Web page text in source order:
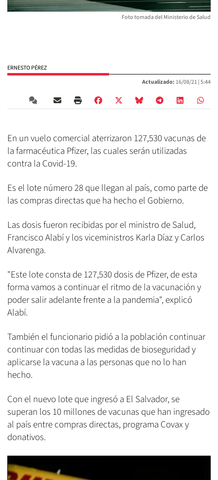
Foto tomada del Ministerio de Salud
ERNESTO PÉREZ
Actualizado: 16/08/21 |5:44
En un vuelo comercial aterrizaron 127,530 vacunas de
la farmacéutica Pfizer, las cuales serán utilizadas
contra la Covid-19.
Es el lote número 28 que llegan al país, como parte de
las compras directas que ha hecho el Gobierno.
Las dosis fueron recibidas por el ministro de Salud,
Francisco Alabí y los viceministros Karla Díaz y Carlos
Alvarenga.
"Este lote consta de 127,530 dosis de Pfizer, de esta
forma vamos a continuar el ritmo de la vacunación y
poder salir adelante frente a la pandemia", explicó
Alabí.
También el funcionario pidió a la población continuar
continuar con todas las medidas de bioseguridad y
aplicarse la vacuna a las personas que no lo han
hecho.
Con el nuevo lote que ingresó a El Salvador, se
superan los 10 millones de vacunas que han ingresado
al país entre compras directas, programa Covax y
donativos.